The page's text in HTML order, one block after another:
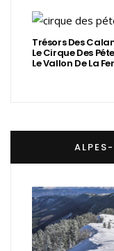
Trésors Des
Le Cirque Des
Le Vallon De La